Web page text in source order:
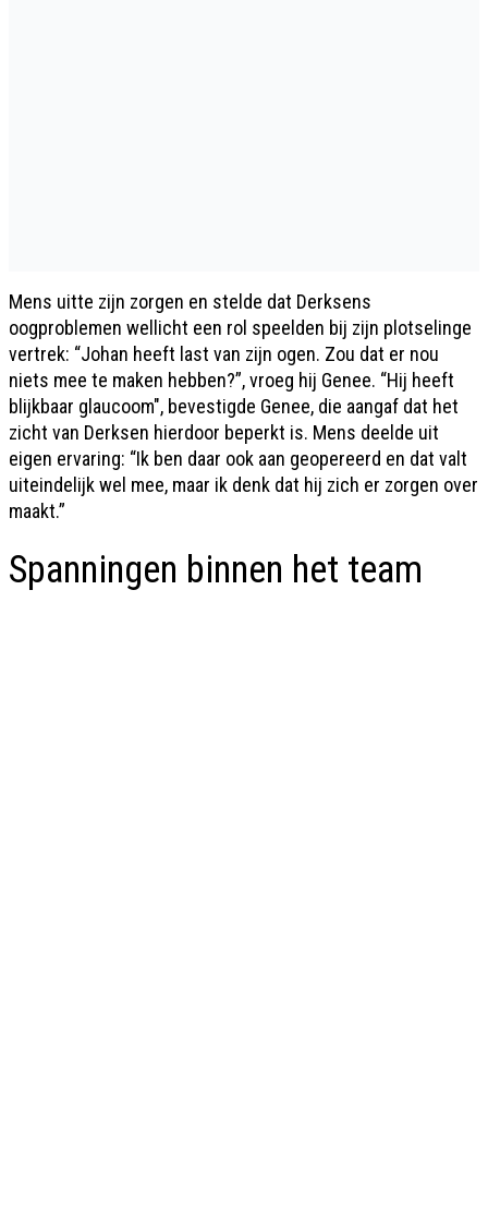
Mens uitte zijn zorgen en stelde dat Derksens
oogproblemen wellicht een rol speelden bij zijn plotselinge
vertrek: “Johan heeft last van zijn ogen. Zou dat er nou
niets mee te maken hebben?”, vroeg hij Genee. “Hij heeft
blijkbaar glaucoom", bevestigde Genee, die aangaf dat het
zicht van Derksen hierdoor beperkt is. Mens deelde uit
eigen ervaring: “Ik ben daar ook aan geopereerd en dat valt
uiteindelijk wel mee, maar ik denk dat hij zich er zorgen over
maakt.”
Spanningen binnen het team